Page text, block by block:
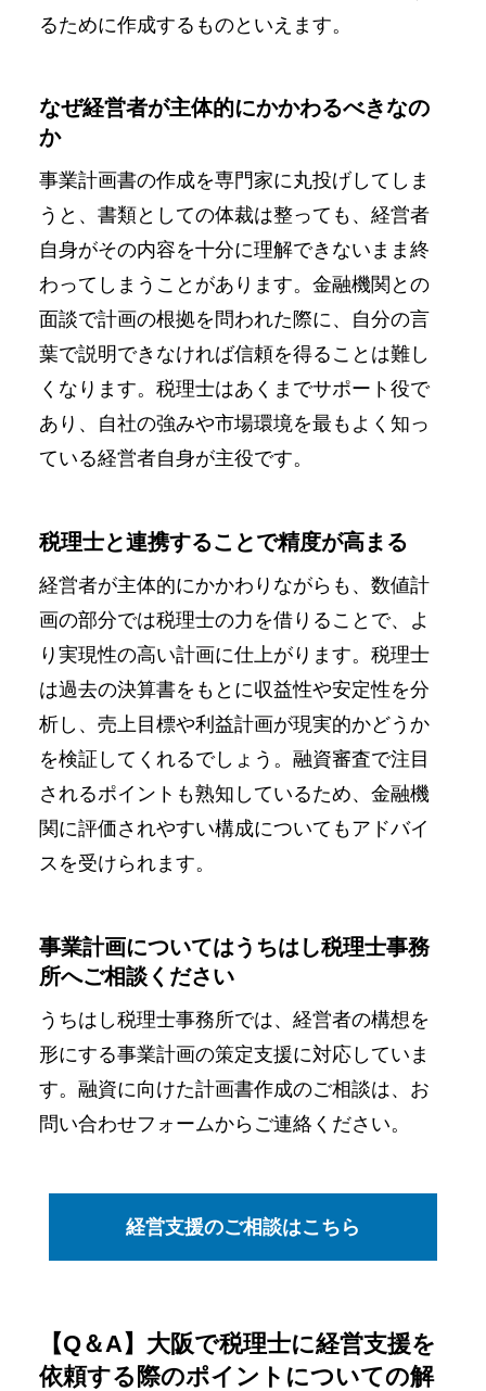
るために作成するものといえます。
なぜ経営者が主体的にかかわるべきなの
か
事業計画書の作成を専門家に丸投げしてしま
うと、書類としての体裁は整っても、経営者
自身がその内容を十分に理解できないまま終
わってしまうことがあります。金融機関との
面談で計画の根拠を問われた際に、自分の言
葉で説明できなければ信頼を得ることは難し
くなります。税理士はあくまでサポート役で
あり、自社の強みや市場環境を最もよく知っ
ている経営者自身が主役です。
税理士と連携することで精度が高まる
経営者が主体的にかかわりながらも、数値計
画の部分では税理士の力を借りることで、よ
り実現性の高い計画に仕上がります。税理士
は過去の決算書をもとに収益性や安定性を分
析し、売上目標や利益計画が現実的かどうか
を検証してくれるでしょう。融資審査で注目
されるポイントも熟知しているため、金融機
関に評価されやすい構成についてもアドバイ
スを受けられます。
事業計画についてはうちはし税理士事務
所へご相談ください
うちはし税理士事務所では、経営者の構想を
形にする事業計画の策定支援に対応していま
す。融資に向けた計画書作成のご相談は、お
問い合わせフォームからご連絡ください。
経営支援のご相談はこちら
【Q＆A】大阪で税理士に経営支援を
依頼する際のポイントについての解